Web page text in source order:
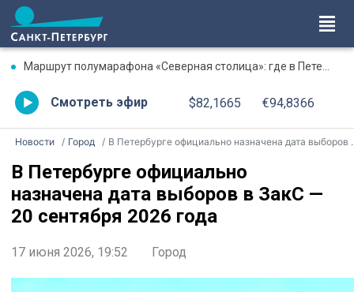
Маршрут полумарафона «Северная столица»: где в Петербурге будут перекрыты дороги 9 августа
Смотреть эфир $82,1665 €94,8366
Новости Город В Петербурге официально назначена дата выборов в ЗакС — 20 сентября 2026 года
В Петербурге официально
назначена дата выборов в ЗакС —
20 сентября 2026 года
17 июня 2026, 19:52 Город